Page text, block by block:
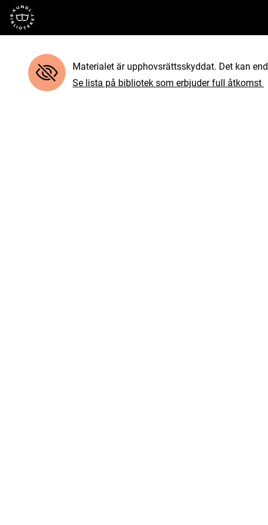
Till startsidan
Materialet är upphovsrättsskyddat. Det kan
Se lista på bibliotek som erbjuder full åtkomst